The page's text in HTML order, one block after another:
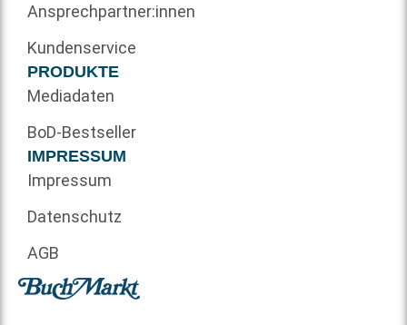
Ansprechpartner:innen
Kundenservice
PRODUKTE
Mediadaten
BoD-Bestseller
IMPRESSUM
Impressum
Datenschutz
AGB